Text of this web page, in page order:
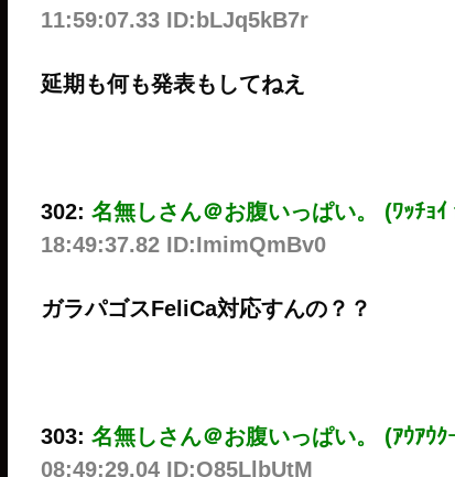
11:59:07.33 ID:bLJq5kB7r
延期も何も発表もしてねえ
302: 名無しさん＠お腹いっぱい。 (ﾜｯﾁｮ
18:49:37.82 ID:ImimQmBv0
ガラパゴスFeliCa対応すんの？？
303: 名無しさん＠お腹いっぱい。 (ｱｳｱｳ
08:49:29.04 ID:O85LlbUtM